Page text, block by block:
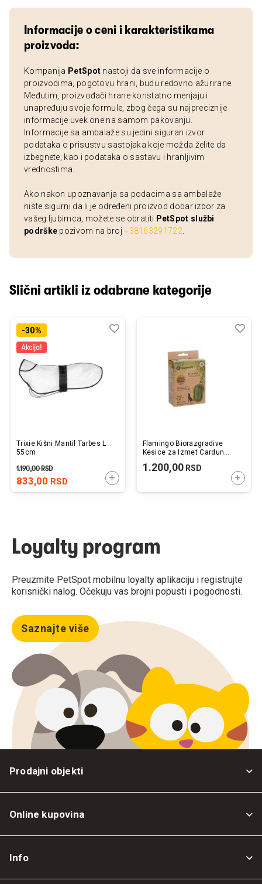
Informacije o ceni i karakteristikama
proizvoda:
Kompanija PetSpot nastoji da sve informacije o
proizvodima, pogotovu hrani, budu redovno ažurirane.
Međutim, proizvođači hrane konstatno menjaju i
unapređuju svoje formule, zbog čega su najpreciznije
informacije uvek one na samom pakovanju.
Informacije sa ambalaže su jedini siguran izvor
podataka o prisustvu sastojaka koje možda želite da
izbegnete, kao i podataka o sastavu i hranljivim
vrednostima.
Ako nakon upoznavanja sa podacima sa ambalaže
niste sigurni da li je određeni proizvod dobar izbor za
vašeg ljubimca, možete se obratiti PetSpot službi
podrške pozivom na broj+38163291722
Slični artikli iz odabrane kategorije
-30%
Trixie Kišni Mantil Tarbes L
55cm
833,00 RSD
1.190,00RSD
DODAJTE U KORPU
Dodaj
Uporedi
Flamingo Biorazgradive
Kesice za Izmet Cardun
1.200,00RSD
Loyalty program
Preuzmite PetSpot mobilnu loyalty aplikaciju i registrujte
korisnički nalog. Očekuju vas brojni popusti i pogodnosti.
Saznajte više
Prodajni objekti
Online kupovina
Info